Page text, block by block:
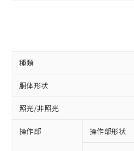
種類
胴体形状
照光/非照光
操作部 操作部形状